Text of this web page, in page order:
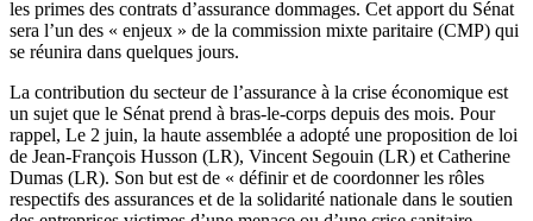
les primes des contrats d’assurance dommages. Cet apport du Sénat
sera l’un des « enjeux » de la commission mixte paritaire (CMP) qui
se réunira dans quelques jours.
La contribution du secteur de l’assurance à la crise économique est
un sujet que le Sénat prend à bras-le-corps depuis des mois. Pour
rappel, Le 2 juin, la haute assemblée a adopté une proposition de loi
de Jean-François Husson (LR), Vincent Segouin (LR) et Catherine
Dumas (LR). Son but est de « définir et de coordonner les rôles
respectifs des assurances et de la solidarité nationale dans le soutien